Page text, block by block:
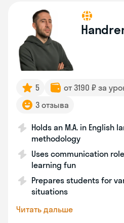
5 от 3190 ₽ за
3 отзыва
Holds an M.A. in English
methodology
Uses communication
learning fun
Prepares students for
situations
Читать дальше